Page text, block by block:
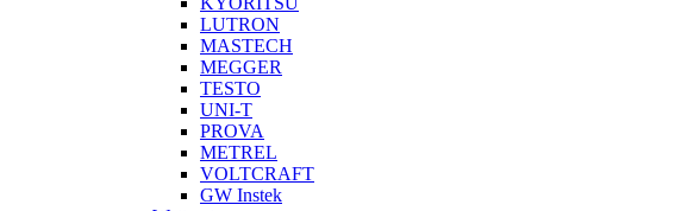
LUTRON
MASTECH
MEGGER
TESTO
UNI-T
PROVA
METREL
VOLTCRAFT
GW Instek